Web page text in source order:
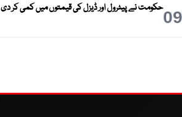
09حکومت نے پیٹرول اور ڈیزل کی قیمتوں میں کمی کر دی